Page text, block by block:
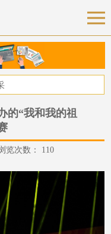
的“我和我的祖
览次数： 110